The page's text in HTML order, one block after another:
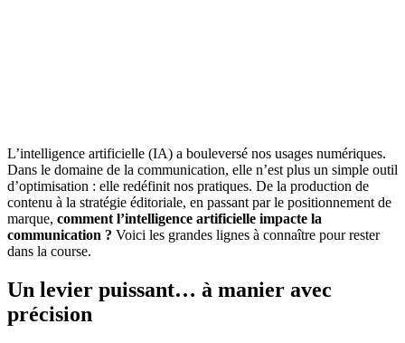
L’intelligence artificielle (IA) a bouleversé nos usages numériques.
Dans le domaine de la communication, elle n’est plus un simple outil
d’optimisation : elle redéfinit nos pratiques. De la production de
contenu à la stratégie éditoriale, en passant par le positionnement de
marque, comment l’intelligence artificielle impacte la
communication ? Voici les grandes lignes à connaître pour rester
dans la course.
Un levier puissant… à manier avec
précision